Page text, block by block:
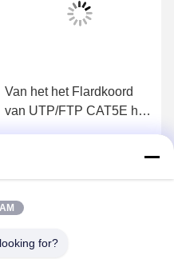
Van het het Flardkoord
van UTP/FTP CAT5E het
for?